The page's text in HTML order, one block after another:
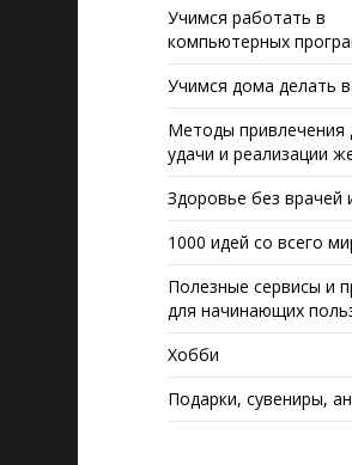
Учимся работать в
компьютерных
Учимся дома делать
Методы привлечения
удачи и реализации
Здоровье без врачей
1000 идей со всего
Полезные сервисы и
для начинающих
Хобби
Подарки, сувениры,